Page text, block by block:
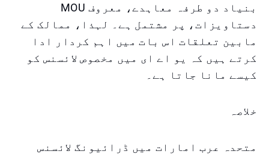
بنیاد دو طرفہ معاہدے، معروف MOU
دستاویزات، پر مشتمل ہے۔ لہذا، ممالک کے
مابین تعلقات اس بات میں اہم کردار ادا
کرتے ہیں کہ یو اے ای میں مخصوص لائسنس کو
کیسے مانا جاتا ہے۔
خلاصہ
متحدہ عرب امارات میں ڈرائیونگ لائسنس